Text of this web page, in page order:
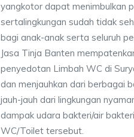
yangkotor dapat menimbulkan
sertalingkungan sudah tidak
bagi anak-anak serta seluruh
Jasa Tinja Banten
penyedotan Limbah WC di
dan menjauhkan dari berbagai
jauh-jauh dari lingkungan
dampak udara bakteri/air
WC/Toilet tersebut.